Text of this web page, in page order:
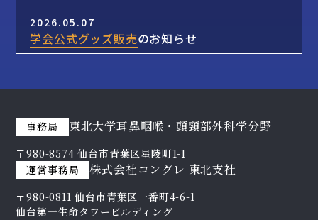
2026.05.07
学会公式グッズ販売のお知らせ
方はマイページよりご確認ください。
（非会員の方のネームカード出力は引き続き調
整中となります）
2026.04.28
事務局 東北大学耳鼻咽喉・頭頸部外科学分野
〒980-8574 仙台市青葉区星陵町1-1
運営事務局
株式会社コングレ 東北⽀社
〒980-0811 仙台市⻘葉区⼀番町4-6-1
仙台第⼀生命タワービルディング